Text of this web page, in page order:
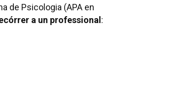
de Psicologia (APA en
a un professional :